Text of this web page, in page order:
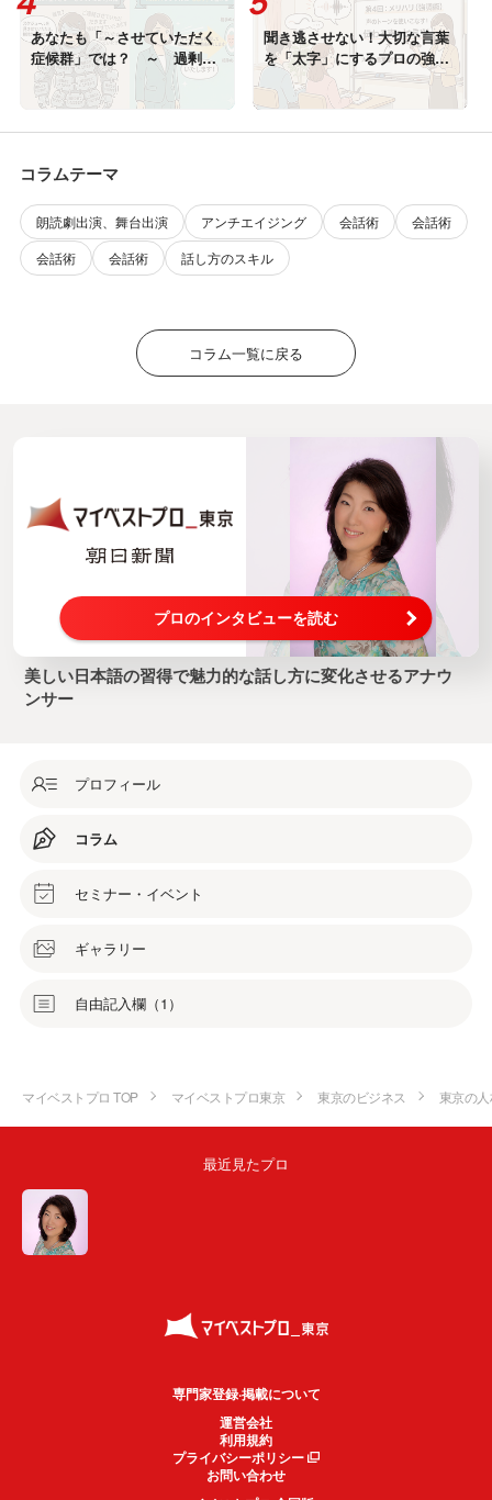
あなたも「～させていただく
症候群」では？ ～ 過剰な
多用は、むしろ耳障り！
聞き逃させない！大切な言葉
を「太字」にするプロの強調
コラムテーマ
朗読劇出演、舞台出演 アンチエイジング 会話術
会話術
会話術
会話術 話し方のスキル
コラム一覧に戻る
プロのインタビューを読む
美しい日本語の習得で魅力的な話し方に変化させるアナウ
ンサー
プロフィール
コラム
セミナー・イベント
ギャラリー
自由記入欄（1）
マイベストプロ TOP マイベストプロ東京 東京のビジネス 東京の
最近見たプロ
専門家登録·掲載について
運営会社
利用規約
プライバシーポリシー
お問い合わせ